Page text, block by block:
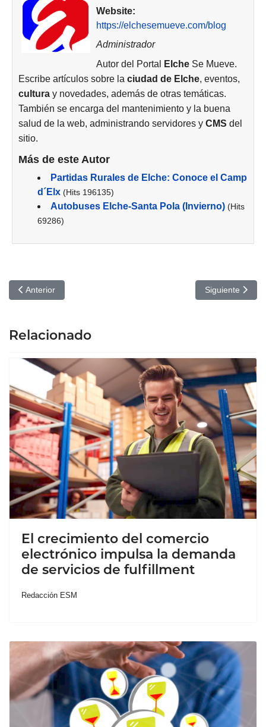
Website:
https://elchesemueve.com/blog
Administrador
Autor del Portal
ElcheSe Mueve.
Escribe artículos sobre la ciudad de Elche, eventos,
cultura y novedades, además de otras temáticas.
También se encarga del mantenimiento y la buena
salud de la web, administrando servidores y CMS del
sitio.
Más de este Autor
Partidas Rurales de Elche: Conoce el Camp
d´Elx (Hits 196135)
Autobuses Elche-Santa Pola (Invierno) (Hits
69286)
Artículo anterior: Benito Mussolini: Biografía del Dictador Fascista
Anterior Artículo
Siguiente
Relacionado
El crecimiento del comercio
electrónico impulsa la demanda
de servicios de fulfillment
Redacción ESM